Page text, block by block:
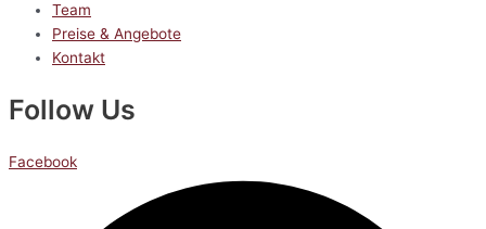
Team
Preise & Angebote
Kontakt
Follow Us
Facebook